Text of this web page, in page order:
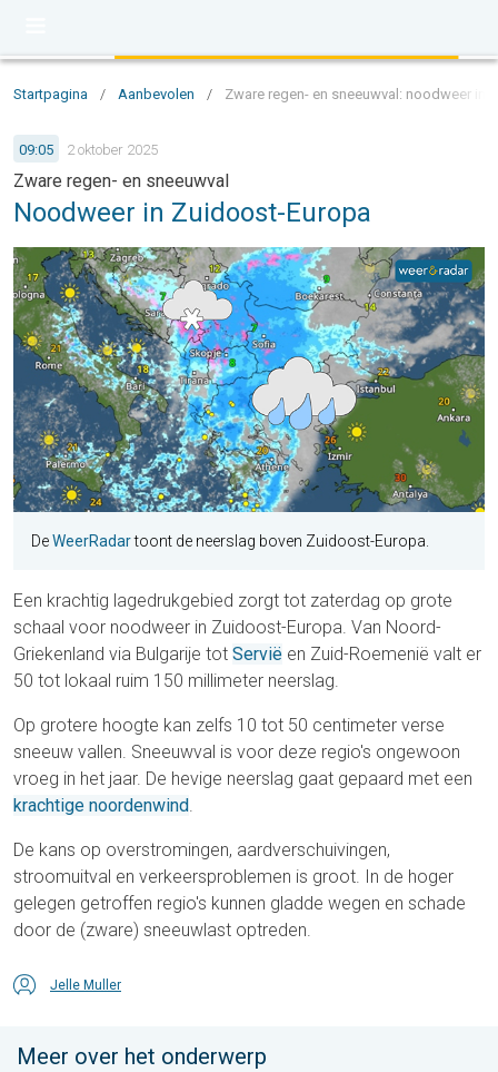
Startpagina / Aanbevolen / Zware regen- en sneeuwval: noodweer in
09:05 2 oktober 2025
Zware regen- en sneeuwval
Noodweer in Zuidoost-Europa
DeWeerRadartoont de neerslag boven Zuidoost-Europa.
Een krachtig lagedrukgebied zorgt tot zaterdag op grote
schaal voor noodweer in Zuidoost-Europa. Van Noord-
Griekenland via Bulgarije tot Servië en Zuid-Roemenië valt er
50 tot lokaal ruim 150 millimeter neerslag.
Op grotere hoogte kan zelfs 10 tot 50 centimeter verse
sneeuw vallen. Sneeuwval is voor deze regio's ongewoon
vroeg in het jaar. De hevige neerslag gaat gepaard met een
krachtige noordenwind.
De kans op overstromingen, aardverschuivingen,
stroomuitval en verkeersproblemen is groot. In de hoger
gelegen getroffen regio's kunnen gladde wegen en schade
door de (zware) sneeuwlast optreden.
Jelle Muller
Meer over het onderwerp